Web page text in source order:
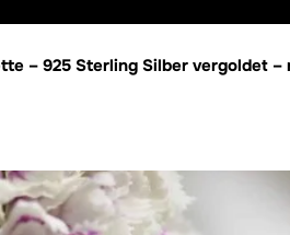
– 925 Sterling Silber vergoldet –